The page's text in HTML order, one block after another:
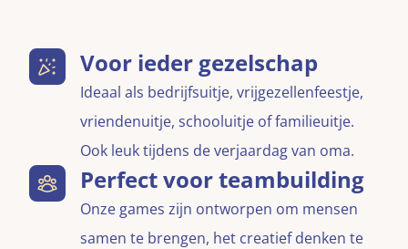
Voor ieder gezelschap
Ideaal als bedrijfsuitje, vrijgezellenfeestje,
vriendenuitje, schooluitje of familieuitje.
Ook leuk tijdens de verjaardag van oma.
Perfect voor teambuilding
Onze games zijn ontworpen om mensen
samen te brengen, het creatief denken te